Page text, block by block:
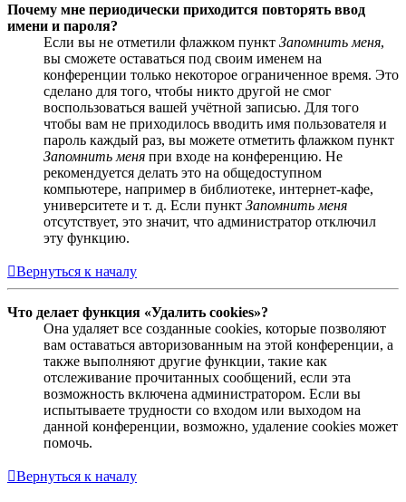
Почему мне периодически приходится повторять ввод
имени и пароля?
Если вы не отметили флажком пункт Запомнить меня,
вы сможете оставаться под своим именем на
конференции только некоторое ограниченное время. Это
сделано для того, чтобы никто другой не смог
воспользоваться вашей учётной записью. Для того
чтобы вам не приходилось вводить имя пользователя и
пароль каждый раз, вы можете отметить флажком пункт
Запомнить меня при входе на конференцию. Не
рекомендуется делать это на общедоступном
компьютере, например в библиотеке, интернет-кафе,
университете и т. д. Если пункт Запомнить меня
отсутствует, это значит, что администратор отключил
эту функцию.
Вернуться к началу
Что делает функция «Удалить cookies»?
Она удаляет все созданные cookies, которые позволяют
вам оставаться авторизованным на этой конференции, а
также выполняют другие функции, такие как
отслеживание прочитанных сообщений, если эта
возможность включена администратором. Если вы
испытываете трудности со входом или выходом на
данной конференции, возможно, удаление cookies может
помочь.
Вернуться к началу